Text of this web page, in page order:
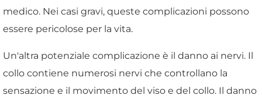
medico. Nei casi gravi, queste complicazioni possono
essere pericolose per la vita.
Un'altra potenziale complicazione è il danno ai nervi. Il
collo contiene numerosi nervi che controllano la
sensazione e il movimento del viso e del collo. Il danno